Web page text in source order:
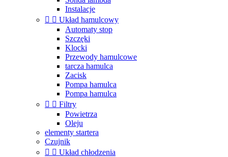
Instalacje
  Układ hamulcowy
Automaty stop
Szczęki
Klocki
Przewody hamulcowe
tarcza hamulca
Zacisk
Pompa hamulca
Pompa hamulca
  Filtry
Powietrza
Oleju
elementy startera
Czujnik
  Układ chłodzenia